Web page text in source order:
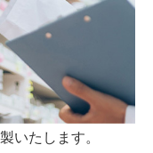
いたします。